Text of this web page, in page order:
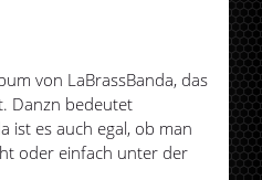
von LaBrassBanda, das
Danzn bedeutet
ist es auch egal, ob man
oder einfach unter der